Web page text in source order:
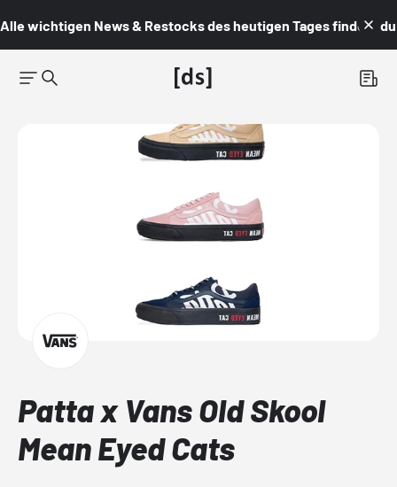
Alle wichtigen News & Restocks des heutigen Tages findest du
Patta x Vans Old Skool
Mean Eyed Cats